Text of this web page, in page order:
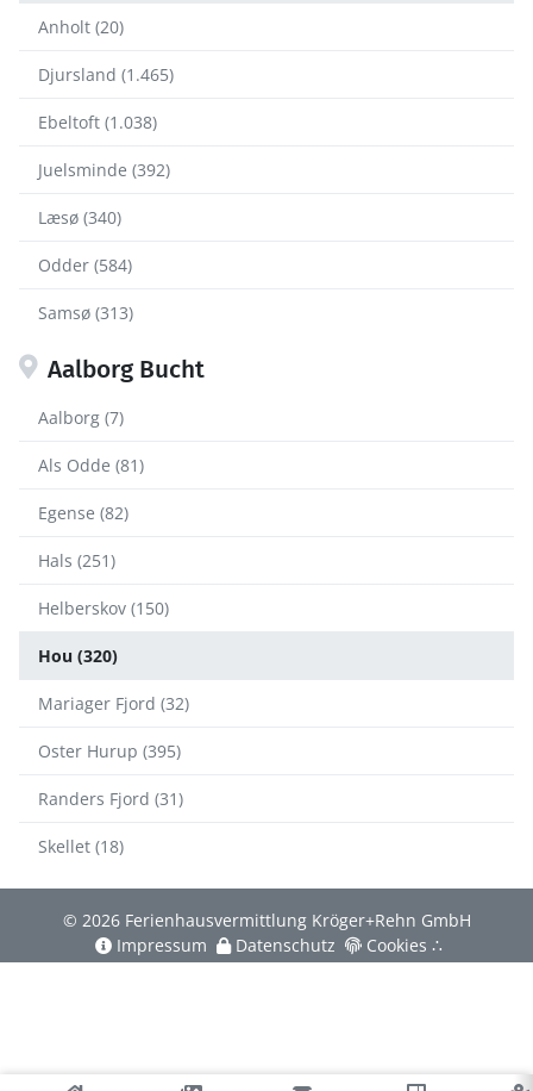
Anholt (20)
Djursland (1.465)
Ebeltoft (1.038)
Juelsminde (392)
Læsø (340)
Odder (584)
Samsø (313)
Aalborg Bucht
Aalborg (7)
Als Odde (81)
Egense (82)
Hals (251)
Helberskov (150)
Hou (320)
Mariager Fjord (32)
Oster Hurup (395)
Randers Fjord (31)
Skellet (18)
© 2026 Ferienhausvermittlung Kröger+Rehn GmbH
Impressum
Datenschutz Cookies ∴